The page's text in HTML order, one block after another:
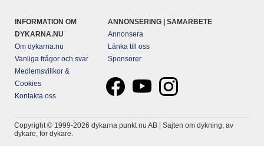
INFORMATION OM
DYKARNA.NU
Om dykarna.nu
Vanliga frågor och svar
Medlemsvillkor &
Cookies
Kontakta oss
ANNONSERING | SAMARBETE
Annonsera
Länka till oss
Sponsorer
Copyright © 1999-2026 dykarna punkt nu AB | Sajten om dykning, av
dykare, för dykare.